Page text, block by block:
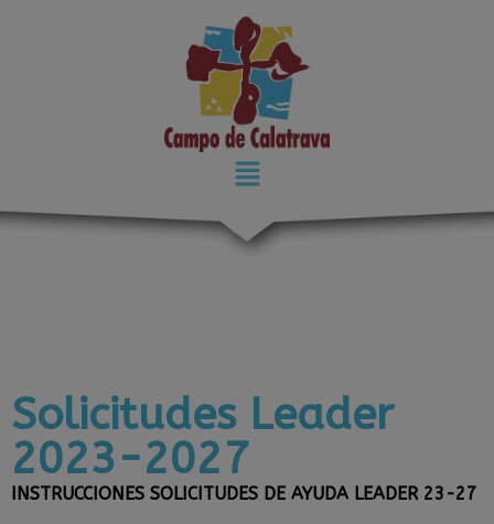
Solicitudes Leader
2023-2027
INSTRUCCIONES SOLICITUDES DE AYUDA LEADER 23-27